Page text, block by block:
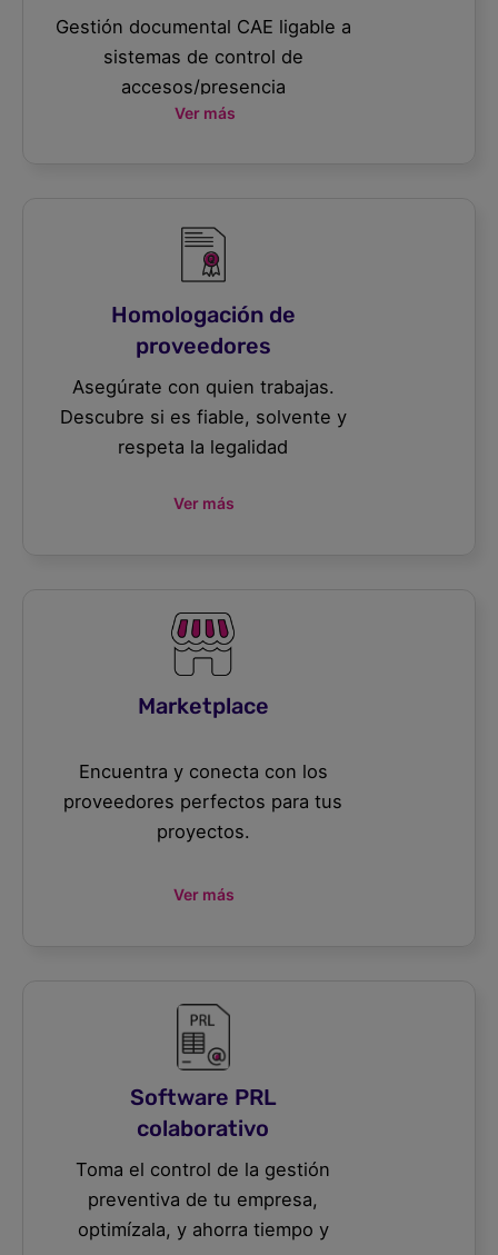
Gestión documental CAE ligable a
sistemas de control de
accesos/presencia
Ver más
Homologación de
proveedores
Asegúrate con quien trabajas.
Descubre si es fiable, solvente y
respeta la legalidad
Ver más
Marketplace
Encuentra y conecta con los
proveedores perfectos para tus
proyectos.
Ver más
Software PRL
colaborativo
Toma el control de la gestión
preventiva de tu empresa,
optimízala, y ahorra tiempo y